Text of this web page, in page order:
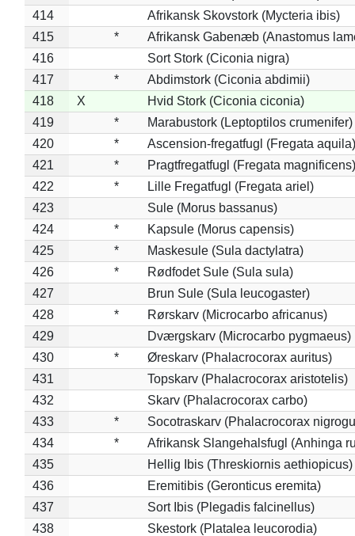
414
Afrikansk Skovstork (Mycteria ibis)
415
*
Afrikansk Gabenæb (Anastomus
416
Sort Stork (Ciconia nigra)
417
*
Abdimstork (Ciconia abdimii)
418
X
Hvid Stork (Ciconia ciconia)
419
*
Marabustork (Leptoptilos crumenifer)
420
*
Ascension-fregatfugl (Fregata aquila)
421
*
Pragtfregatfugl (Fregata magnificens)
422
*
Lille Fregatfugl (Fregata ariel)
423
Sule (Morus bassanus)
424
*
Kapsule (Morus capensis)
425
*
Maskesule (Sula dactylatra)
426
*
Rødfodet Sule (Sula sula)
427
Brun Sule (Sula leucogaster)
428
*
Rørskarv (Microcarbo africanus)
429
Dværgskarv (Microcarbo pygmaeus)
430
*
Øreskarv (Phalacrocorax auritus)
431
Topskarv (Phalacrocorax aristotelis)
432
Skarv (Phalacrocorax carbo)
433
*
Socotraskarv (Phalacrocorax
434
*
Afrikansk Slangehalsfugl (Anhinga
435
Hellig Ibis (Threskiornis aethiopicus)
436
Eremitibis (Geronticus eremita)
437
Sort Ibis (Plegadis falcinellus)
438
Skestork (Platalea leucorodia)